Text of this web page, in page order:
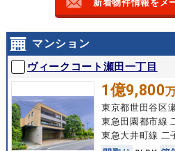
新着物件情報をメ
マンション
ヴィークコート瀬田一丁目
1億9,800
東京都世田谷区
東急田園都市線
東急大井町線 二